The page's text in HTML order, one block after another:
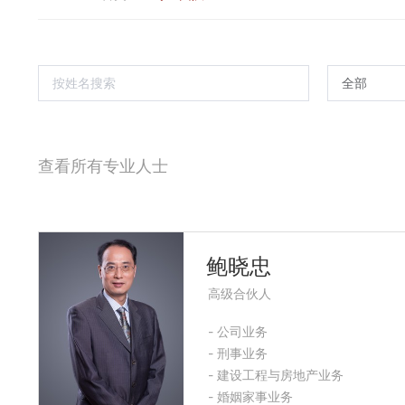
查看所有专业人士
鲍晓忠
高级合伙人
- 公司业务
- 刑事业务
- 建设工程与房地产业务
- 婚姻家事业务